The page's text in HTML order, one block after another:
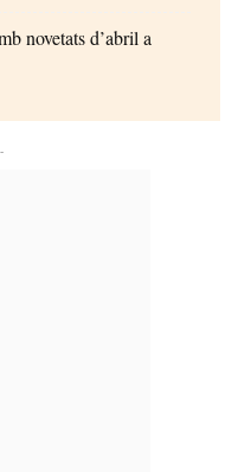
novetats d’abril a